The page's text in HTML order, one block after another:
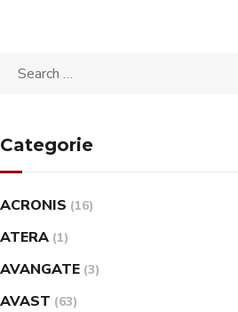
Categorie
ACRONIS (16)
ATERA (1)
AVANGATE (3)
AVAST (63)